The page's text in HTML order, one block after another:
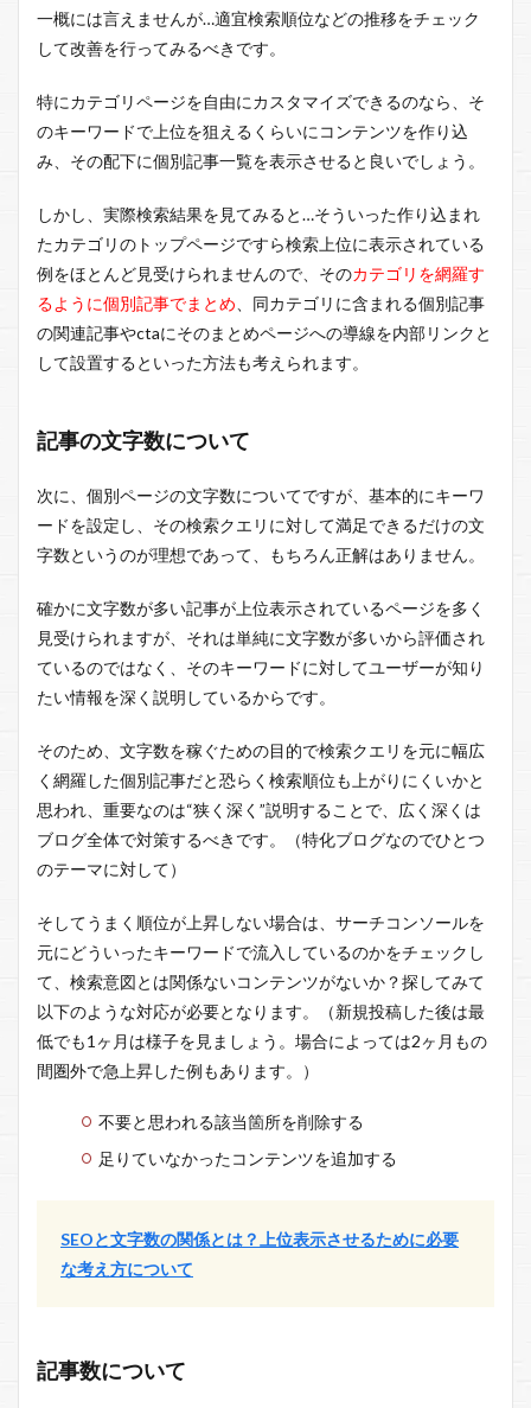
一概には言えませんが…適宜検索順位などの推移をチェック
して改善を行ってみるべきです。
特にカテゴリページを自由にカスタマイズできるのなら、そ
のキーワードで上位を狙えるくらいにコンテンツを作り込
み、その配下に個別記事一覧を表示させると良いでしょう。
しかし、実際検索結果を見てみると…そういった作り込まれ
たカテゴリのトップページですら検索上位に表示されている
例をほとんど見受けられませんので、そのカテゴリを網羅す
るように個別記事でまとめ 、同カテゴリに含まれる個別記事
の関連記事やctaにそのまとめページへの導線を内部リンクと
して設置するといった方法も考えられます。
記事の文字数について
次に、個別ページの文字数についてですが、基本的にキーワ
ードを設定し、その検索クエリに対して満足できるだけの文
字数というのが理想であって、もちろん正解はありません。
確かに文字数が多い記事が上位表示されているページを多く
見受けられますが、それは単純に文字数が多いから評価され
ているのではなく、そのキーワードに対してユーザーが知り
たい情報を深く説明しているからです。
そのため、文字数を稼ぐための目的で検索クエリを元に幅広
く網羅した個別記事だと恐らく検索順位も上がりにくいかと
思われ、重要なのは“狭く深く”説明することで、広く深くは
ブログ全体で対策するべきです。（特化ブログなのでひとつ
のテーマに対して）
そしてうまく順位が上昇しない場合は、サーチコンソールを
元にどういったキーワードで流入しているのかをチェックし
て、検索意図とは関係ないコンテンツがないか？探してみて
以下のような対応が必要となります。（新規投稿した後は最
低でも1ヶ月は様子を見ましょう。場合によっては2ヶ月もの
間圏外で急上昇した例もあります。）
不要と思われる該当箇所を削除する
足りていなかったコンテンツを追加する
SEOと文字数の関係とは？上位表示させるために必要
な考え方について
記事数について